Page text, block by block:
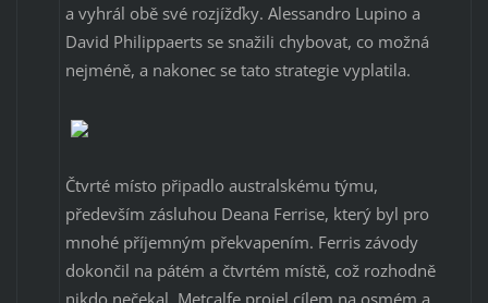
a vyhrál obě své rozjížďky. Alessandro Lupino a
David Philippaerts se snažili chybovat, co možná
nejméně, a nakonec se tato strategie vyplatila.
Čtvrté místo připadlo australskému týmu,
především zásluhou Deana Ferrise, který byl pro
mnohé příjemným překvapením. Ferris závody
dokončil na pátém a čtvrtém místě, což rozhodně
nikdo nečekal. Metcalfe projel cílem na osmém a